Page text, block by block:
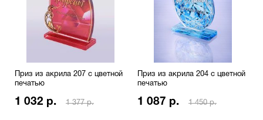
Приз из акрила 207 с цветной
печатью
1 032 р. 1 377 р.
Приз из акрила 204 с цветной
печатью
1 087 р. 1 450 р.